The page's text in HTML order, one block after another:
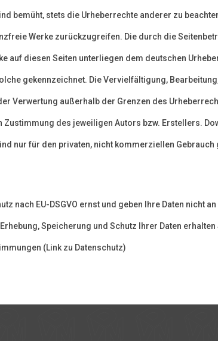
bemüht, stets die Urheberrechte anderer zu
Werke zurückzugreifen. Die durch die
auf diesen Seiten unterliegen dem deutschen
gekennzeichnet. Die Vervielfältigung,
Verwertung außerhalb der Grenzen des
des jeweiligen Autors bzw. Erstellers.
nur für den privaten, nicht kommerziellen Gebrauch
nach EU-DSGVO ernst und geben Ihre Daten nicht
Speicherung und Schutz Ihrer Daten erhalten
(Link zu Datenschutz)